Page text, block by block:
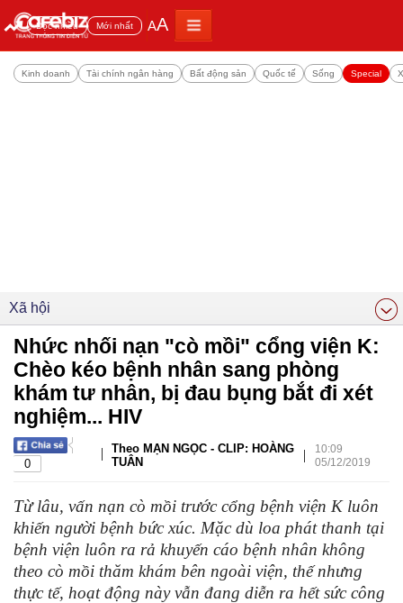
Đọc nhiều Mới nhất AA
Kinh doanh Tài chính ngân hàng Bất động sản Quốc tế Sống Special
Xã hội
Nhức nhối nạn "cò mồi" cổng viện K:
Chèo kéo bệnh nhân sang phòng
khám tư nhân, bị đau bụng bắt đi xét
nghiệm... HIV
0
|
Theo MẠN NGỌC - CLIP: HOÀNG
TUÂN
|
10:09
05/12/2019
Từ lâu, vấn nạn cò mồi trước cổng bệnh viện K luôn
khiến người bệnh bức xúc. Mặc dù loa phát thanh tại
bệnh viện luôn ra rả khuyến cáo bệnh nhân không
theo cò mồi thăm khám bên ngoài viện, thế nhưng
thực tế, hoạt động này vẫn đang diễn ra hết sức công